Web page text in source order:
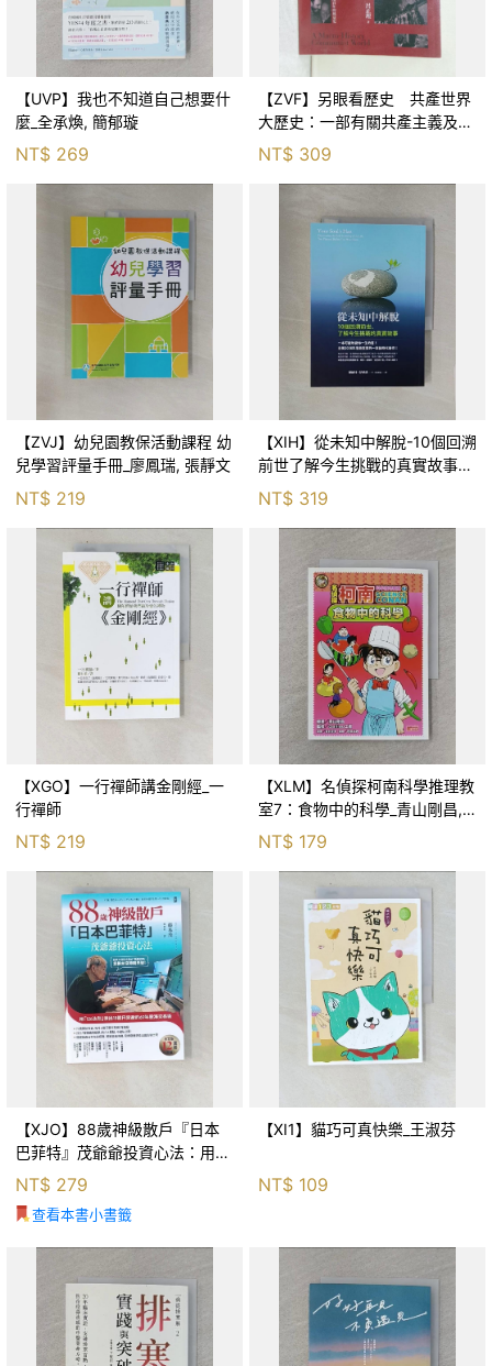
【UVP】我也不知道自己想要什
麼_全承煥, 簡郁璇
NT$ 269
【ZVF】另眼看歷史 共產世界
大歷史：一部有關共產主義及共
產黨兩百年的興衰史_呂正理
NT$ 309
【ZVJ】幼兒園教保活動課程 幼
兒學習評量手冊_廖鳳瑞, 張靜文
NT$ 219
【XIH】從未知中解脫-10個回溯
前世了解今生挑戰的真實故事_
羅伯特．舒
NT$ 319
【XGO】一行禪師講金剛經_一
行禪師
NT$ 219
【XLM】名偵探柯南科學推理教
室7：食物中的科學_青山剛昌,
NT$ 179
【XJO】88歲神級散戶『日本
巴菲特』茂爺爺投資心法：用
「126法則」滾出18億円資產的
69年股海交易術_藤本茂, 賴惠
鈴
NT$ 279
查看本書小書籤
【XI1】貓巧可真快樂_王淑芬
NT$ 109